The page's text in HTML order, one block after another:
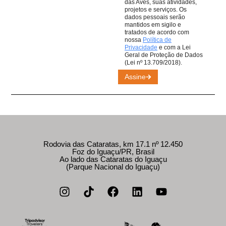
Assine
das Aves, suas atividades,
projetos e serviços. Os
dados pessoais serão
mantidos em sigilo e
tratados de acordo com
nossa Política de
Privacidade e com a Lei
Geral de Proteção de Dados
(Lei nº 13.709/2018).
Rodovia das Cataratas, km 17.1 nº 12.450
Foz do Iguaçu/PR, Brasil
Ao lado das Cataratas do Iguaçu
(Parque Nacional do Iguaçu)